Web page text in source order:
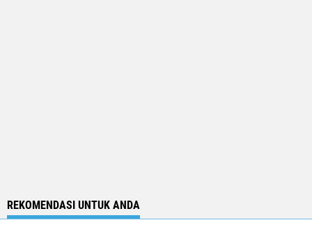
REKOMENDASI UNTUK ANDA